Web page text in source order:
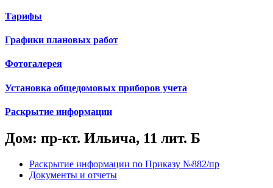
Тарифы
Графики плановых работ
Фотогалерея
Установка общедомовых приборов учета
Раскрытие информации
Дом: пр-кт. Ильича, 11 лит. Б
Раскрытие информации по Приказу №882/пр
Документы и отчеты